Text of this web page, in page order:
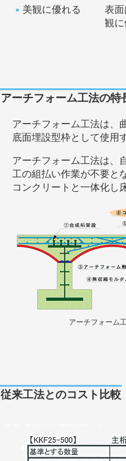
美観に優れる
表
観に
アーチフォーム工法の特
アーチフォーム工法は、
底面埋設型枠として使用
アーチフォーム工法は、
工の組払い作業が不要と
コンクリートと一体化し
アーチフォーム
従来工法とのコスト比較